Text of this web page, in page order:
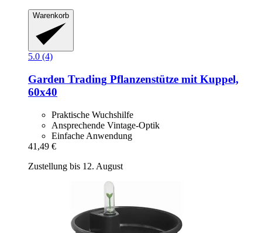
Warenkorb
5.0 (4)
Garden Trading Pflanzenstütze mit Kuppel,
60x40
Praktische Wuchshilfe
Ansprechende Vintage-Optik
Einfache Anwendung
41,49 €
Zustellung bis 12. August